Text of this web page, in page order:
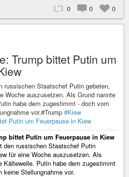
0 0 0
Trump bittet Putin um
russischen Staatschef Putin gebeten,
Woche auszusetzen. Als Grund nannte
habe dem zugestimmt - doch vom
vor.#Trump #Kiew
Putin um Feuerpause in Kiew
bittet Putin um Feuerpause in Kiew
den russischen Staatschef Putin
für eine Woche auszusetzen. Als
Kältewelle. Putin habe dem zugestimmt
Stellungnahme vor.